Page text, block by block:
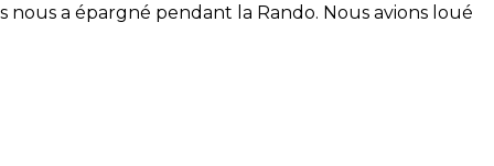
a épargné pendant la Rando. Nous avions loué